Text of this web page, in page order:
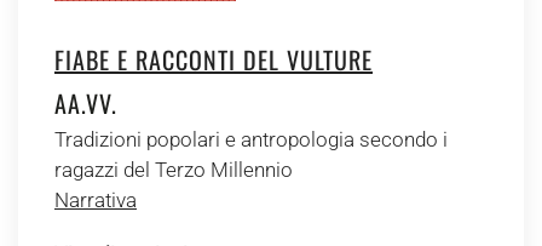
FIABE E RACCONTI DEL VULTURE
AA.VV.
Tradizioni popolari e antropologia secondo i
ragazzi del Terzo Millennio
Narrativa